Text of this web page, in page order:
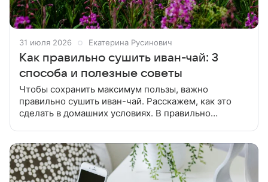
31 июля 2026 Екатерина Русинович
Как правильно сушить иван-чай: 3
способа и полезные советы
Чтобы сохранить максимум пользы, важно
правильно сушить иван-чай. Расскажем, как это
сделать в домашних условиях. В правильно